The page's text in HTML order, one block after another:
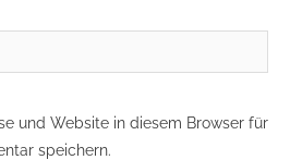
und Website in diesem Browser für
speichern.